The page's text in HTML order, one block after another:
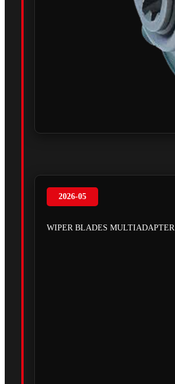
2026-05
WIPER BLADES MULTIADAPTER